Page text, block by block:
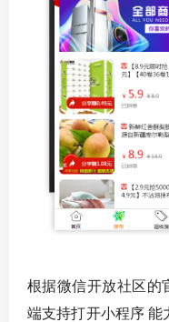
根据微信开放社区的
端支持打开小程序 能